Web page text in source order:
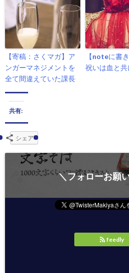
【寄稿：さくマガ】ア
ンガーマネジメントを
全て間違えていた課長
【noteに書
祝いは血と共
共有:
シェア
＼フォローお願
feedly